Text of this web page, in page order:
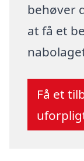
behøver
at få et
Få et